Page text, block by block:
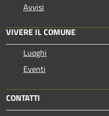
Avvisi
VIVERE IL COMUNE
Luoghi
Eventi
CONTATTI